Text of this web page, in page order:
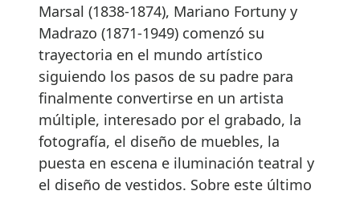
Marsal (1838-1874), Mariano Fortuny y
Madrazo (1871-1949) comenzó su
trayectoria en el mundo artístico
siguiendo los pasos de su padre para
finalmente convertirse en un artista
múltiple, interesado por el grabado, la
fotografía, el diseño de muebles, la
puesta en escena e iluminación teatral y
el diseño de vestidos. Sobre este último